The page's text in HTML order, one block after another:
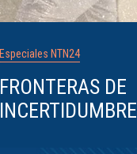
Especiales NTN24
FRONTERAS DE
INCERTIDUMBRE